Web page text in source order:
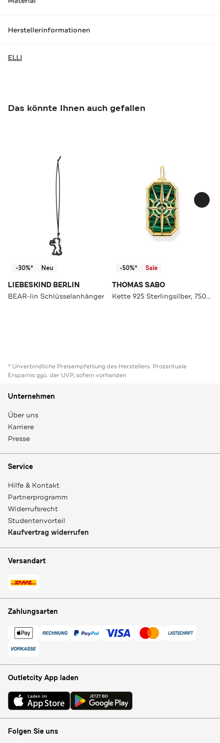
Herstellerinformationen
ELLI
Das könnte Ihnen auch gefallen
-30%* Neu
LIEBESKIND BERLIN
BEAR-lin Schlüsselanhänger
-50%* Sale
THOMAS SABO
Kette 925 Sterlingsilber, 750 Gelbgold Vergoldung gold
* Unverbindliche Preisempfehlung des Herstellers. Prozentuale
Ersparnis ggü. der UVP, sofern vorhanden
Unternehmen
Über uns
Karriere
Presse
Service
Hilfe & Kontakt
Partnerprogramm
Widerrufsrecht
Studentenvorteil
Kaufvertrag widerrufen
Versandart
Zahlungsarten
Outletcity App laden
Folgen Sie uns